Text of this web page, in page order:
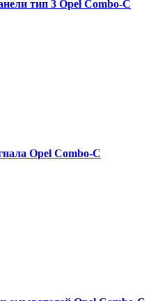
тип 3 Opel Combo-С
Opel Combo-С